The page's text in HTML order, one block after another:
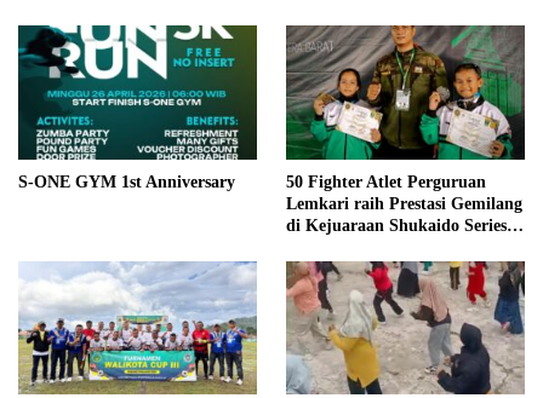
S-ONE GYM 1st Anniversary
50 Fighter Atlet Perguruan
Lemkari raih Prestasi Gemilang
di Kejuaraan Shukaido Series 1